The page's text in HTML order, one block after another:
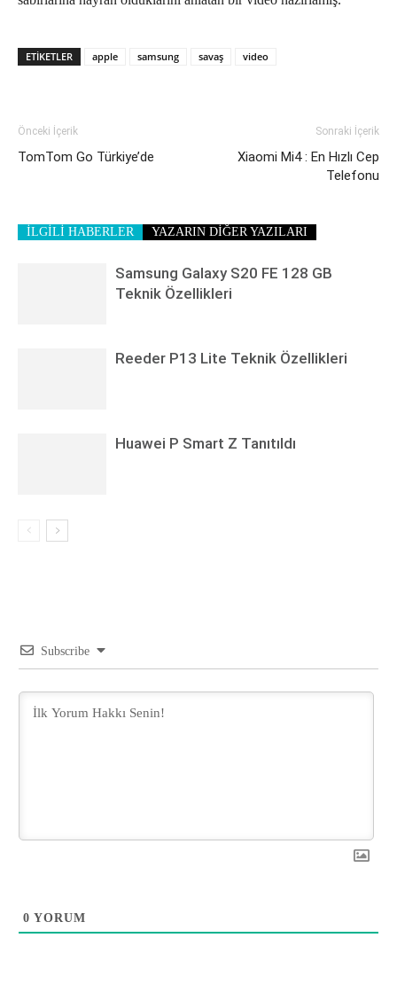
ETIKETLER apple samsung savaş video
Önceki İçerik
TomTom Go Türkiye’de
Sonraki İçerik
Xiaomi Mi4 : En Hızlı Cep
Telefonu
İLGİLİ HABERLER YAZARIN DİĞER YAZILARI
Samsung Galaxy S20 FE 128 GB
Teknik Özellikleri
Reeder P13 Lite Teknik Özellikleri
Huawei P Smart Z Tanıtıldı
Subscribe
0 YORUM